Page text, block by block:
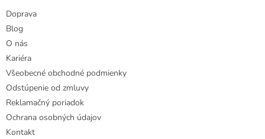
Doprava
Blog
O nás
Kariéra
Všeobecné obchodné podmienky
Odstúpenie od zmluvy
Reklamačný poriadok
Ochrana osobných údajov
Kontakt